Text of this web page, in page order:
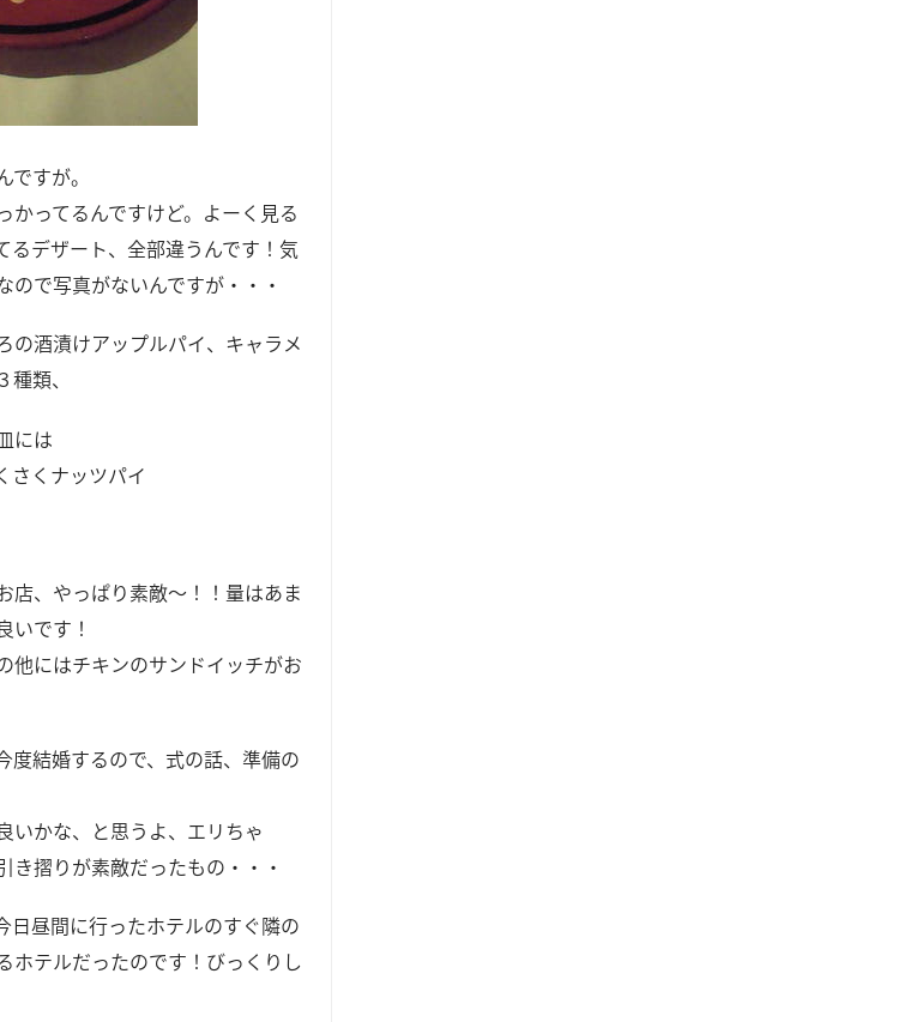
すが。
かってるんですけど。よーく見る
るデザート、全部違うんです！気
ので写真がないんですが・・・
の酒漬けアップルパイ、キャラメ
類、
には
さくナッツパイ
店、やっぱり素敵～！！量はあま
いです！
他にはチキンのサンドイッチがお
度結婚するので、式の話、準備の
いかな、と思うよ、エリちゃ
き摺りが素敵だったもの・・・
日昼間に行ったホテルのすぐ隣の
ホテルだったのです！びっくりし